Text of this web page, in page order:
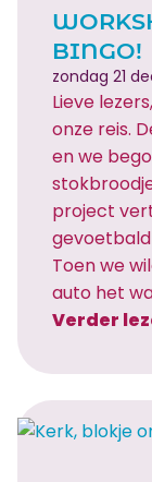
BINGO!
zondag 21
Lieve
onze reis.
en we
project
gevoetbald
Toen we
auto het
Verder